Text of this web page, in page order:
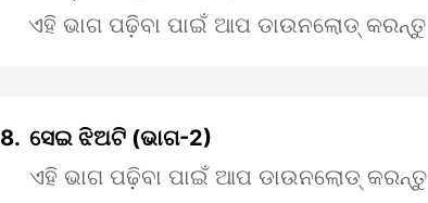
ଏହି ଭାଗ ପଢ଼ିବା ପାଇଁ ଆପ ଡାଉନଲୋଡ୍ କରନ୍ତୁ
8. ସେଇ ଝିଅଟି (ଭାଗ-2)
ଏହି ଭାଗ ପଢ଼ିବା ପାଇଁ ଆପ ଡାଉନଲୋଡ୍ କରନ୍ତୁ